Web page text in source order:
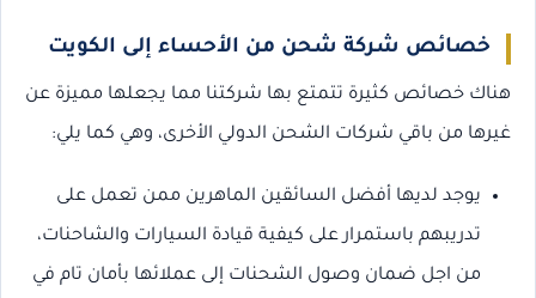
خصائص شركة شحن من الأحساء إلى الكويت
هناك خصائص كثيرة تتمتع بها شركتنا مما يجعلها مميزة عن
غيرها من باقي شركات الشحن الدولي الأخرى، وهي كما يلي:
يوجد لديها أفضل السائقين الماهرين ممن تعمل على
تدريبهم باستمرار على كيفية قيادة السيارات والشاحنات،
من اجل ضمان وصول الشحنات إلى عملائها بأمان تام في